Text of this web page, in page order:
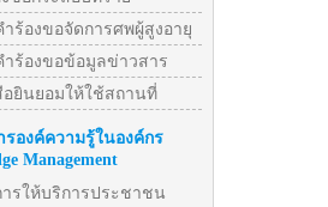
ร้องขอจัดการศพผู้สูงอายุ
ำร้องขอข้อมูลข่าวสาร
ยินยอมให้ใช้สถานที่
รองค์ความรู้ในองค์กร
Management
รให้บริการประชาชน